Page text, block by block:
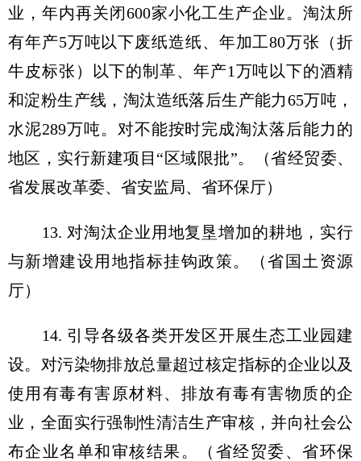
业，年内再关闭600家小化工生产企业。淘汰所
有年产5万吨以下废纸造纸、年加工80万张（折
牛皮标张）以下的制革、年产1万吨以下的酒精
和淀粉生产线，淘汰造纸落后生产能力65万吨，
水泥289万吨。对不能按时完成淘汰落后能力的
地区，实行新建项目“区域限批”。（省经贸委、
省发展改革委、省安监局、省环保厅）
13. 对淘汰企业用地复垦增加的耕地，实行
与新增建设用地指标挂钩政策。（省国土资源
厅）
14. 引导各级各类开发区开展生态工业园建
设。对污染物排放总量超过核定指标的企业以及
使用有毒有害原材料、排放有毒有害物质的企
业，全面实行强制性清洁生产审核，并向社会公
布企业名单和审核结果。（省经贸委、省环保